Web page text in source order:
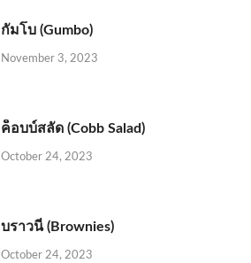
กัมโบ (Gumbo)
November 3, 2023
ค็อบบ์สลัด (Cobb Salad)
October 24, 2023
บราวนี่ (Brownies)
October 24, 2023